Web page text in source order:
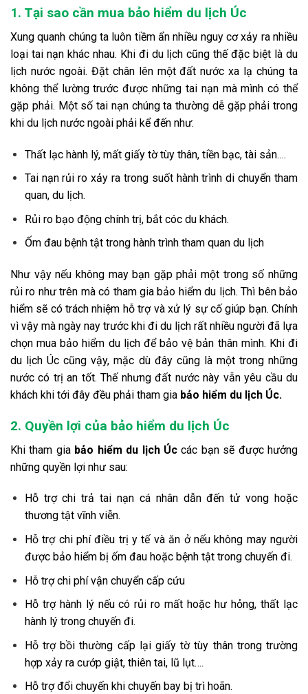
1. Tại sao cần mua bảo hiểm du lịch Úc
Xung quanh chúng ta luôn tiềm ẩn nhiều nguy cơ xảy ra nhiều
loại tai nạn khác nhau. Khi đi du lịch cũng thế đặc biệt là du
lịch nước ngoài. Đặt chân lên một đất nước xa lạ chúng ta
không thể lường trước được những tai nạn mà mình có thể
gặp phải. Một số tai nạn chúng ta thường dễ gặp phải trong
khi du lịch nước ngoài phải kể đến như:
Thất lạc hành lý, mất giấy tờ tùy thân, tiền bạc, tài sản….
Tai nạn rủi ro xảy ra trong suốt hành trình di chuyển tham
quan, du lịch.
Rủi ro bạo động chính trị, bắt cóc du khách.
Ốm đau bệnh tật trong hành trình tham quan du lịch
Như vậy nếu không may bạn gặp phải một trong số những
rủi ro như trên mà có tham gia bảo hiểm du lịch. Thì bên bảo
hiểm sẽ có trách nhiệm hỗ trợ và xử lý sự cố giúp bạn. Chính
vì vậy mà ngày nay trước khi đi du lịch rất nhiều người đã lựa
chọn mua bảo hiểm du lịch để bảo vệ bản thân mình. Khi đi
du lịch Úc cũng vậy, mặc dù đây cũng là một trong những
nước có trị an tốt. Thế nhưng đất nước này vẫn yêu cầu du
khách khi tới đây đều phải tham gia bảo hiểm du lịch Úc.
2. Quyền lợi của bảo hiểm du lịch Úc
Khi tham gia bảo hiểm du lịch Úccác bạn sẽ được hưởng
những quyền lợi như sau:
Hỗ trợ chi trả tai nạn cá nhân dẫn đến tử vong hoặc
thương tật vĩnh viễn.
Hỗ trợ chi phí điều trị y tế và ăn ở nếu không may người
được bảo hiểm bị ốm đau hoặc bệnh tật trong chuyến đi.
Hỗ trợ chi phí vận chuyển cấp cứu
Hỗ trợ hành lý nếu có rủi ro mất hoặc hư hỏng, thất lạc
hành lý trong chuyến đi.
Hỗ trợ bồi thường cấp lại giấy tờ tùy thân trong trường
hợp xảy ra cướp giật, thiên tai, lũ lụt….
Hỗ trợ đổi chuyến khi chuyến bay bị trì hoãn.